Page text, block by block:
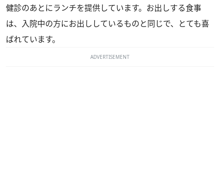
健診のあとにランチを提供しています。お出しする食事
は、入院中の方にお出ししているものと同じで、とても喜
ばれています。
ADVERTISEMENT